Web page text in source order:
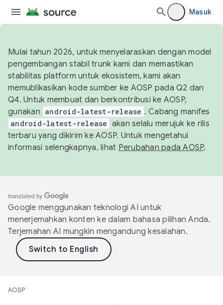
Masuk
Mulai tahun 2026, untuk menyelaraskan dengan model
pengembangan stabil trunk kami dan memastikan
stabilitas platform untuk ekosistem, kami akan
memublikasikan kode sumber ke AOSP pada Q2 dan
Q4. Untuk membuat dan berkontribusi ke AOSP,
gunakan android-latest-release . Cabang manifes
android-latest-release akan selalu merujuk ke rilis
terbaru yang dikirim ke AOSP. Untuk mengetahui
informasi selengkapnya, lihat Perubahan pada AOSP.
Google menggunakan teknologi AI untuk
menerjemahkan konten ke dalam bahasa pilihan Anda.
Terjemahan AI mungkin mengandung kesalahan.
AOSP